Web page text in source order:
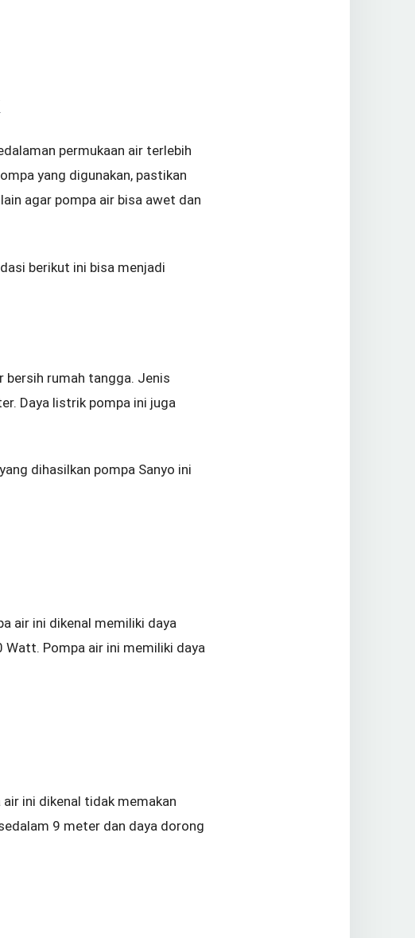
permukaan air terlebih
yang digunakan, pastikan
agar pompa air bisa awet dan
berikut ini bisa menjadi
bersih rumah tangga. Jenis
Daya listrik pompa ini juga
dihasilkan pompa Sanyo ini
air ini dikenal memiliki daya
Pompa air ini memiliki daya
ini dikenal tidak memakan
9 meter dan daya dorong